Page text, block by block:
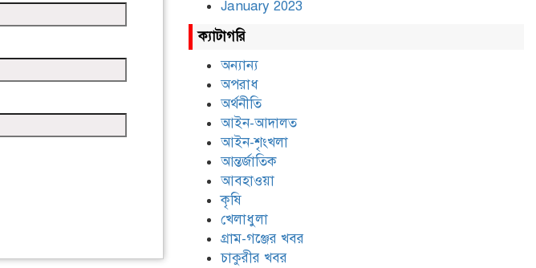
January 2023
ক্যাটাগরি
অন্যান্য
অপরাধ
অর্থনীতি
আইন-আদালত
আইন-শৃংখলা
আন্তর্জাতিক
আবহাওয়া
কৃষি
খেলাধুলা
গ্রাম-গঞ্জের খবর
চাকুরীর খবর